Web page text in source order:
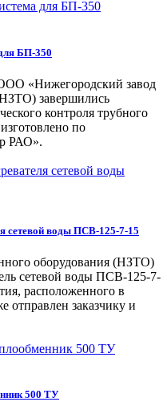
БП-350
«Нижегородский завод
завершились
контроля трубного
по
РАО».
сетевой воды ПСВ-125-7-15
оборудования (НЗТО)
сетевой воды ПСВ-125-7-
расположенного в
отправлен заказчику и
500 ТУ